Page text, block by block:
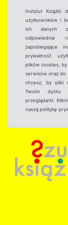
Instytut Książki
użytkowników i
ich danych
odpowiednie
zapobiegające
prywatność
plików cookies, by
serwisów oraz do
chcesz, by pliki
Twoim dysku
przeglądarki.
naszą politykę